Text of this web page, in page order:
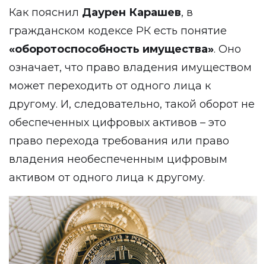
Как пояснил Даурен Карашев, в
гражданском кодексе РК есть понятие
«оборотоспособность имущества». Оно
означает, что право владения имуществом
может переходить от одного лица к
другому. И, следовательно, такой оборот не
обеспеченных цифровых активов – это
право перехода требования или право
владения необеспеченным цифровым
активом от одного лица к другому.